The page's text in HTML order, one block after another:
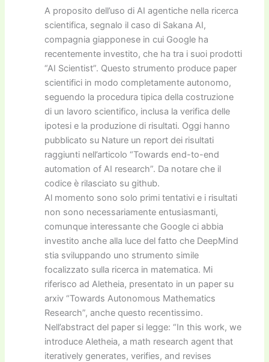
A proposito dell’uso di AI agentiche nella ricerca
scientifica, segnalo il caso di Sakana AI,
compagnia giapponese in cui Google ha
recentemente investito, che ha tra i suoi prodotti
“AI Scientist”. Questo strumento produce paper
scientifici in modo completamente autonomo,
seguendo la procedura tipica della costruzione
di un lavoro scientifico, inclusa la verifica delle
ipotesi e la produzione di risultati. Oggi hanno
pubblicato su Nature un report dei risultati
raggiunti nell’articolo “Towards end-to-end
automation of AI research”. Da notare che il
codice è rilasciato su github.
Al momento sono solo primi tentativi e i risultati
non sono necessariamente entusiasmanti,
comunque interessante che Google ci abbia
investito anche alla luce del fatto che DeepMind
stia sviluppando uno strumento simile
focalizzato sulla ricerca in matematica. Mi
riferisco ad Aletheia, presentato in un paper su
arxiv “Towards Autonomous Mathematics
Research”, anche questo recentissimo.
Nell’abstract del paper si legge: “In this work, we
introduce Aletheia, a math research agent that
iteratively generates, verifies, and revises